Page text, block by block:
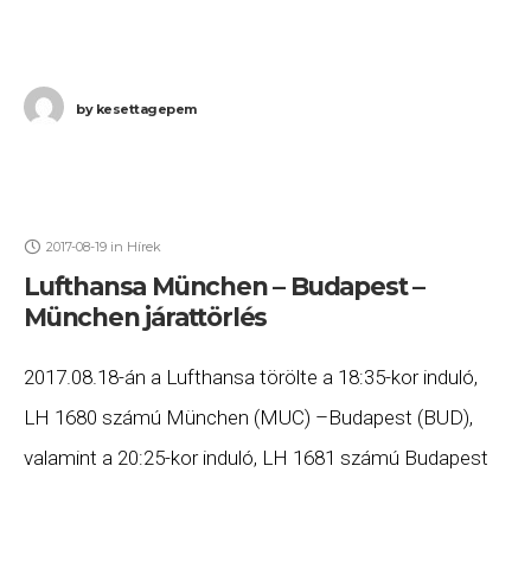
bykesettagepem
2017-08-19 in Hírek
Lufthansa München – Budapest –
München járattörlés
2017.08.18-án a Lufthansa törölte a 18:35-kor induló,
LH 1680 számú München (MUC) –Budapest (BUD),
valamint a 20:25-kor induló, LH 1681 számú Budapest